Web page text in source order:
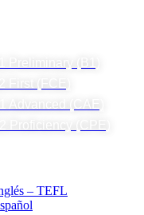
Preliminary (B1)
First (FCE)
Advanced (CAE)
Proficiency (CPE)
– TEFL